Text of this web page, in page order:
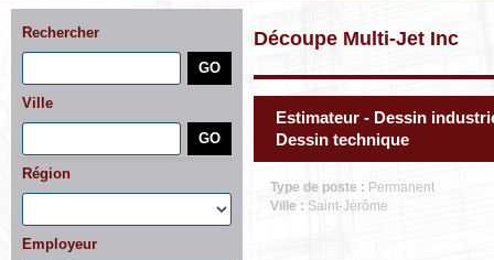
Rechercher
Ville
Région
Employeur
Découpe Multi-Jet Inc
Estimateur - Dessin
Dessin technique
Type de poste : Permanent
Ville : Saint-Jérôme